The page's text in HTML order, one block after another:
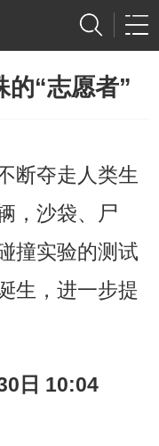
的“志愿者”
断夺走人类生
，沙袋、尸
撞实验的测试
生，进一步提
日 10:04